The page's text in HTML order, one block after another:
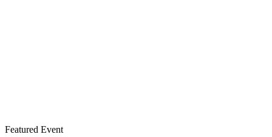
Featured Event